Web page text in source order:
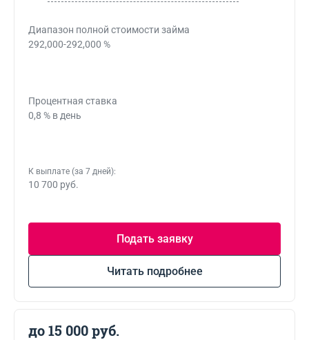
Диапазон полной стоимости займа
292,000-292,000 %
Процентная ставка
0,8 % в день
К выплате (за 7 дней):
10 700 руб.
Подать заявку
Читать подробнее
до 15 000 руб.